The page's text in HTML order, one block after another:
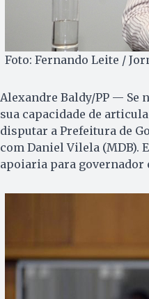
Foto: Fernando Leite /
Alexandre Baldy/PP — Se
sua capacidade de
disputar a Prefeitura de
com Daniel Vilela (MDB).
apoiaria para governador